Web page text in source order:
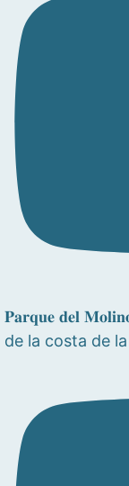
𝐏𝐚𝐫𝐪𝐮𝐞 𝐝𝐞𝐥
de la costa de